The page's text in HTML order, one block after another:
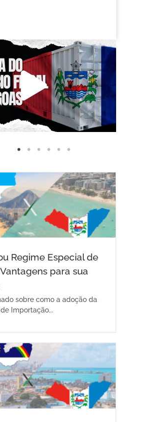
Regime Especial de
para sua
sobre como a adoção da
Importação...